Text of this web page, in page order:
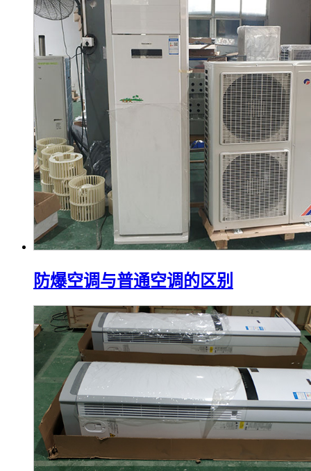
防爆空调与普通空调的区别